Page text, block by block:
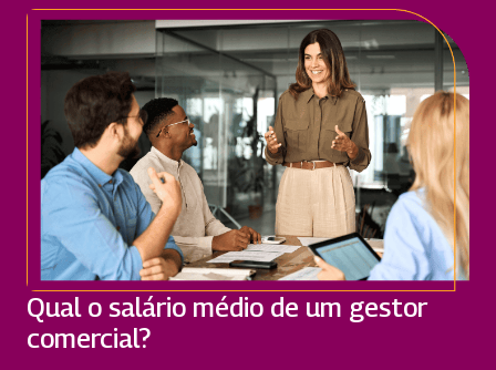
Qual o salário médio de um gestor
comercial?